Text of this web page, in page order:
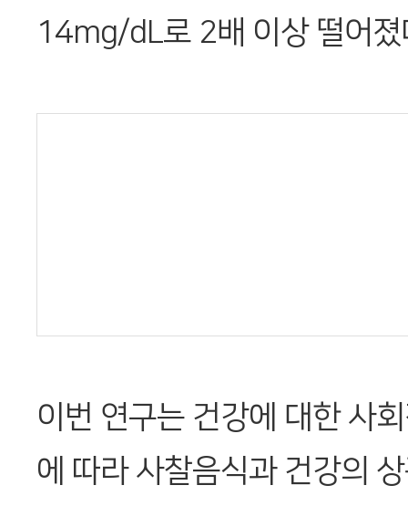
14mg/dL로 2배 이상 떨어졌
이번 연구는 건강에 대한 사
에 따라 사찰음식과 건강의